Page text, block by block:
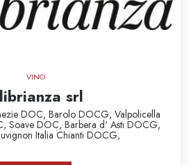
VINO
srl
DOC, Barolo DOCG, Valpolicella
Soave DOC, Barbera d' Asti DOCG,
Italia Chianti DOCG,